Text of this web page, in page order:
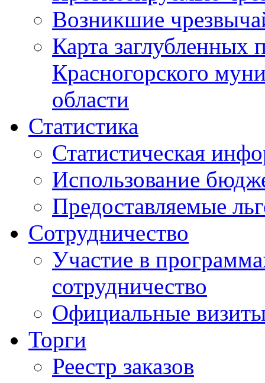
Возникшие
Карта
Красногорского
области
Статистика
Статистическая
Использование
Предоставляемые
Сотрудничество
Участие в
сотрудничество
Официальные
Торги
Реестр заказов